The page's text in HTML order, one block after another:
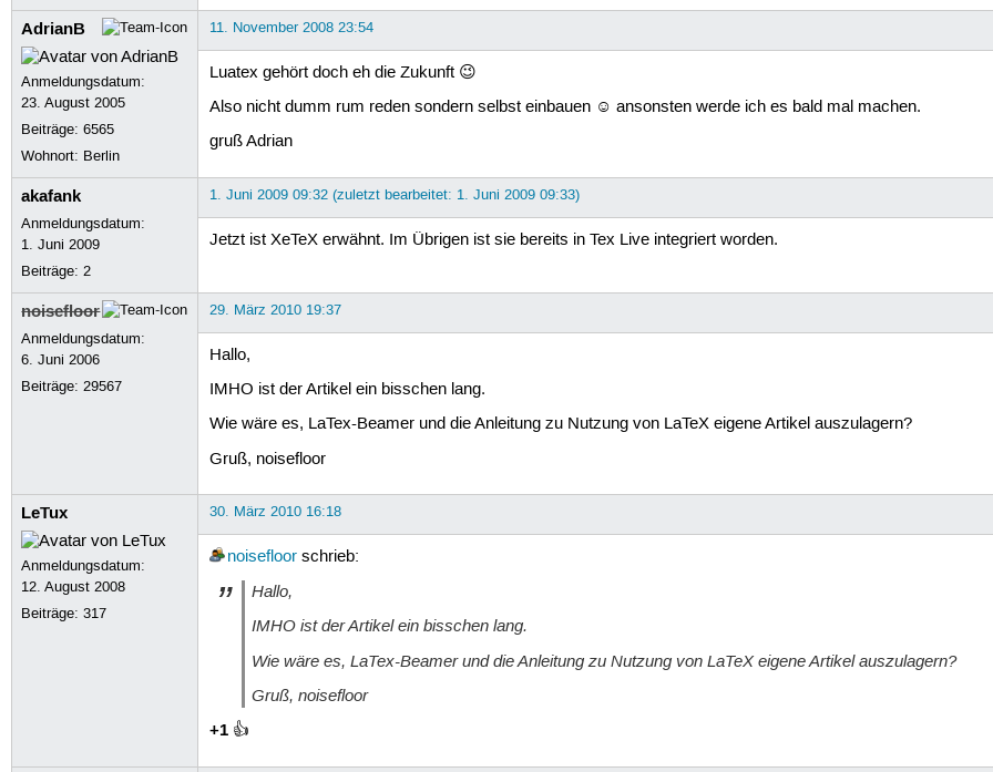
AdrianB
Anmeldungsdatum:
23. August 2005
Beiträge:6565
Wohnort: Berlin
11. November 2008 23:54
Luatex gehört doch eh die Zukunft 😉
Also nicht dumm rum reden sondern selbst einbauen ☺ ansonsten werde ich es bald mal machen.
gruß Adrian
akafank
Anmeldungsdatum:
1. Juni 2009
Beiträge:2
1. Juni 2009 09:32 (zuletzt bearbeitet: 1. Juni 2009 09:33)
Jetzt ist XeTeX erwähnt. Im Übrigen ist sie bereits in Tex Live integriert worden.
noisefloor
Anmeldungsdatum:
6. Juni 2006
Beiträge:29567
29. März 2010 19:37
Hallo,
IMHO ist der Artikel ein bisschen lang.
Wie wäre es, LaTex-Beamer und die Anleitung zu Nutzung von LaTeX eigene Artikel auszulagern?
Gruß, noisefloor
LeTux
Anmeldungsdatum:
12. August 2008
Beiträge:317
30. März 2010 16:18
noisefloorschrieb:
Hallo,
IMHO ist der Artikel ein bisschen lang.
Wie wäre es, LaTex-Beamer und die Anleitung zu Nutzung von LaTeX eigene Artikel auszulagern?
Gruß, noisefloor
+1👍